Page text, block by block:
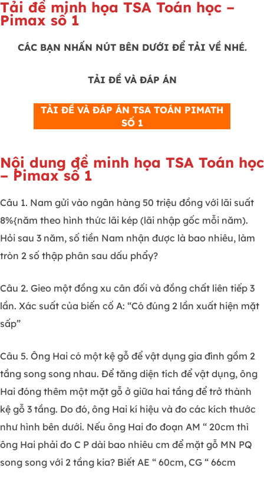
Tải đề minh họa TSA Toán học –
Pimax số 1
CÁC BẠN NHẤN NÚT BÊN DƯỚI ĐỂ TẢI VỀ NHÉ.
TẢI ĐỀ VÀ ĐÁP ÁN
TẢI ĐỀ VÀ ĐÁP ÁN TSA TOÁN PIMATH
SỐ 1
Nội dung đề minh họa TSA Toán học
– Pimax số 1
Câu 1. Nam gửi vào ngân hàng 50 triệu đồng với lãi suất
8%{năm theo hình thức lãi kép (lãi nhập gốc mỗi năm).
Hỏi sau 3 năm, số tiền Nam nhận được là bao nhiêu, làm
tròn 2 số thập phân sau dấu phẩy?
Câu 2. Gieo một đồng xu cân đối và đồng chất liên tiếp 3
lần. Xác suất của biến cố A: “Có đúng 2 lần xuất hiện mặt
sấp”
Câu 5. Ông Hai có một kệ gỗ để vật dụng gia đình gồm 2
tầng song song nhau. Để tăng diện tích để vật dụng, ông
Hai đóng thêm một mặt gỗ ở giữa hai tầng để trở thành
kệ gỗ 3 tầng. Do đó, ông Hai kí hiệu và đo các kích thước
như hình bên dưới. Nếu ông Hai đo đoạn AM “ 20cm thì
ông Hai phải đo C P dài bao nhiêu cm để mặt gỗ MN PQ
song song với 2 tầng kia? Biết AE “ 60cm, CG “ 66cm